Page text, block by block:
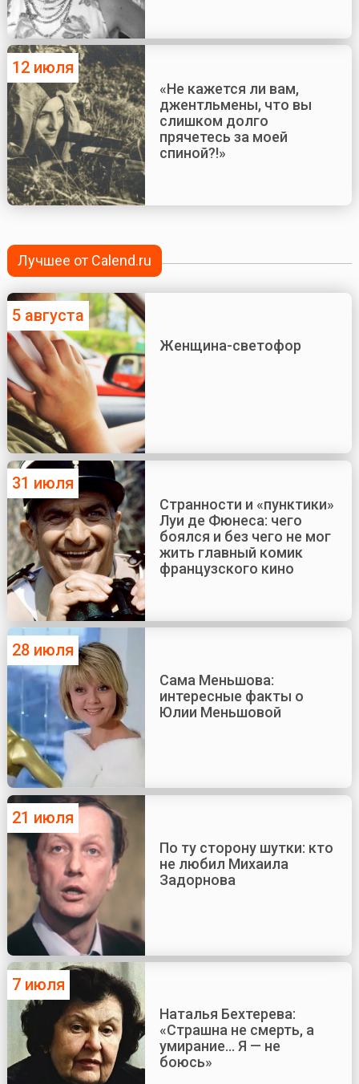
12 июля
«Не кажется ли вам,
джентльмены, что вы
слишком долго
прячетесь за моей
спиной?!»
Лучшее от Calend.ru
5 августа
Женщина-светофор
31 июля
Странности и «пунктики»
Луи де Фюнеса: чего
боялся и без чего не мог
жить главный комик
французского кино
28 июля
Сама Меньшова:
интересные факты о
Юлии Меньшовой
21 июля
По ту сторону шутки: кто
не любил Михаила
Задорнова
7 июля
Наталья Бехтерева:
«Страшна не смерть, а
умирание... Я — не
боюсь»